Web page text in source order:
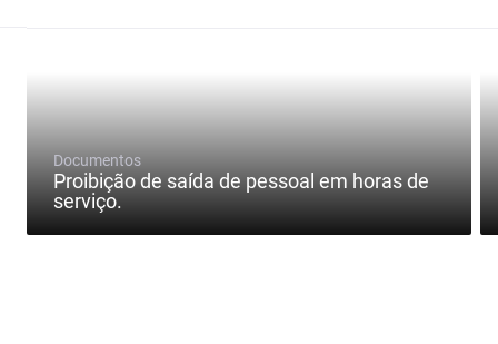
Documentos
Proibição de saída de pessoal em horas de
serviço.